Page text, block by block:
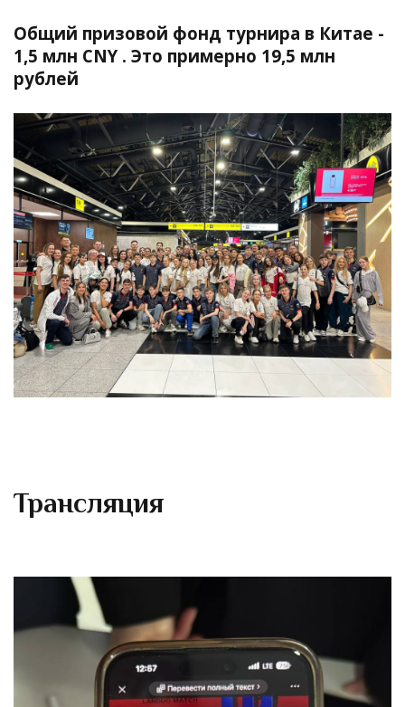
Общий призовой фонд турнира в Китае -
1,5 млн CNY . Это примерно 19,5 млн
рублей
Трансляция